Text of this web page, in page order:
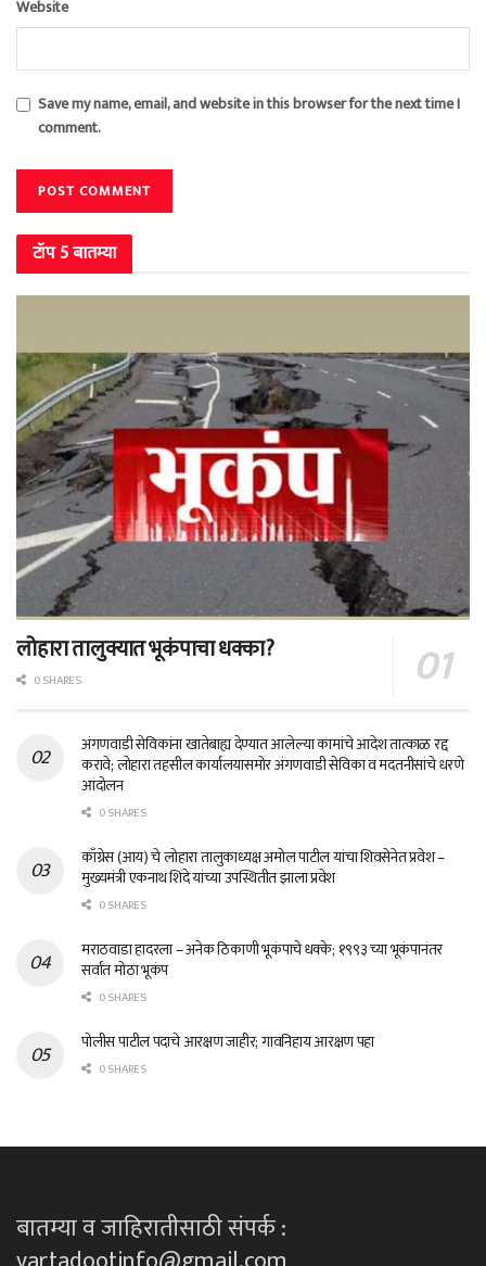
Website
Save my name, email, and website in this browser for the next time I
comment.
टॉप 5 बातम्या
लोहारा तालुक्यात भूकंपाचा धक्का?
0 SHARES
अंगणवाडी सेविकांना खातेबाह्य देण्यात आलेल्या कामांचे आदेश तात्काळ रद्द
करावे; लोहारा तहसील कार्यालयासमोर अंगणवाडी सेविका व मदतनीसांचे धरणे
आंदोलन
0 SHARES
काँग्रेस (आय) चे लोहारा तालुकाध्यक्ष अमोल पाटील यांचा शिवसेनेत प्रवेश –
मुख्यमंत्री एकनाथ शिंदे यांच्या उपस्थितीत झाला प्रवेश
0 SHARES
मराठवाडा हादरला – अनेक ठिकाणी भूकंपाचे धक्के; १९९३ च्या भूकंपानंतर
सर्वात मोठा भूकंप
0 SHARES
पोलीस पाटील पदाचे आरक्षण जाहीर; गावनिहाय आरक्षण पहा
0 SHARES
बातम्या व जाहिरातीसाठी संपर्क :